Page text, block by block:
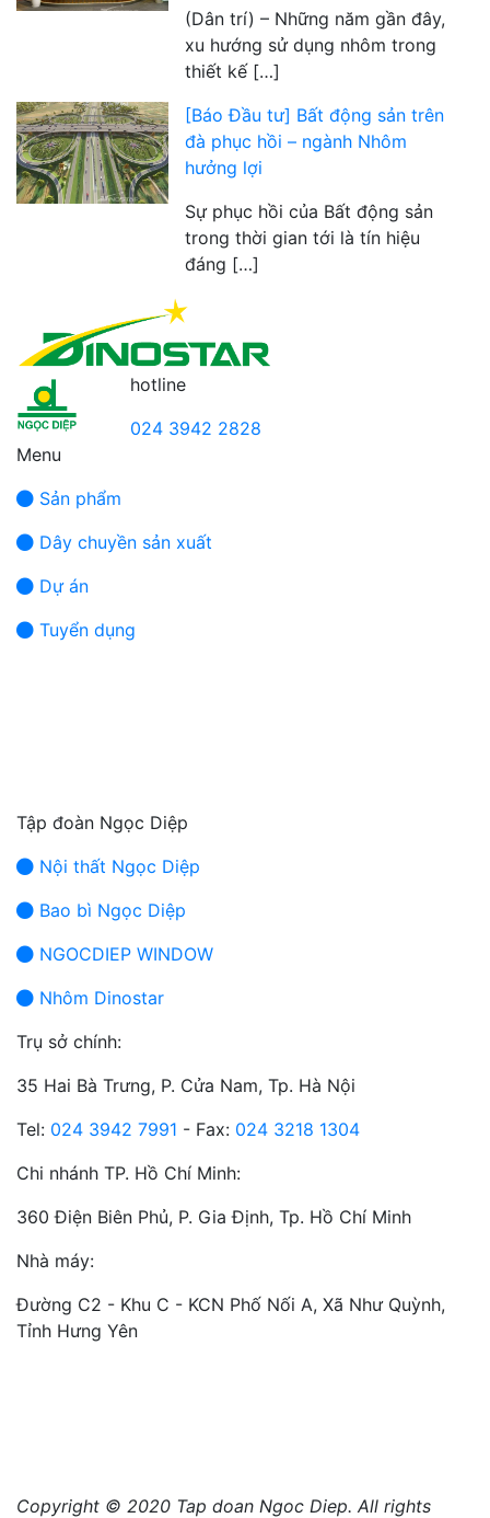
(Dân trí) – Những năm gần đây,
xu hướng sử dụng nhôm trong
thiết kế […]
[Báo Đầu tư] Bất động sản trên
đà phục hồi – ngành Nhôm
hưởng lợi
Sự phục hồi của Bất động sản
trong thời gian tới là tín hiệu
đáng […]
hotline
024 3942 2828
Menu
Sản phẩm
Dây chuyền sản xuất
Dự án
Tuyển dụng
Tập đoàn Ngọc Diệp
Nội thất Ngọc Diệp
Bao bì Ngọc Diệp
NGOCDIEP WINDOW
Nhôm Dinostar
Trụ sở chính:
35 Hai Bà Trưng, P. Cửa Nam, Tp. Hà Nội
Tel: 024 3942 7991 - Fax: 024 3218 1304
Chi nhánh TP. Hồ Chí Minh:
360 Điện Biên Phủ, P. Gia Định, Tp. Hồ Chí Minh
Nhà máy:
Đường C2 - Khu C - KCN Phố Nối A, Xã Như Quỳnh,
Tỉnh Hưng Yên
Copyright © 2020 Tap doan Ngoc Diep. All rights